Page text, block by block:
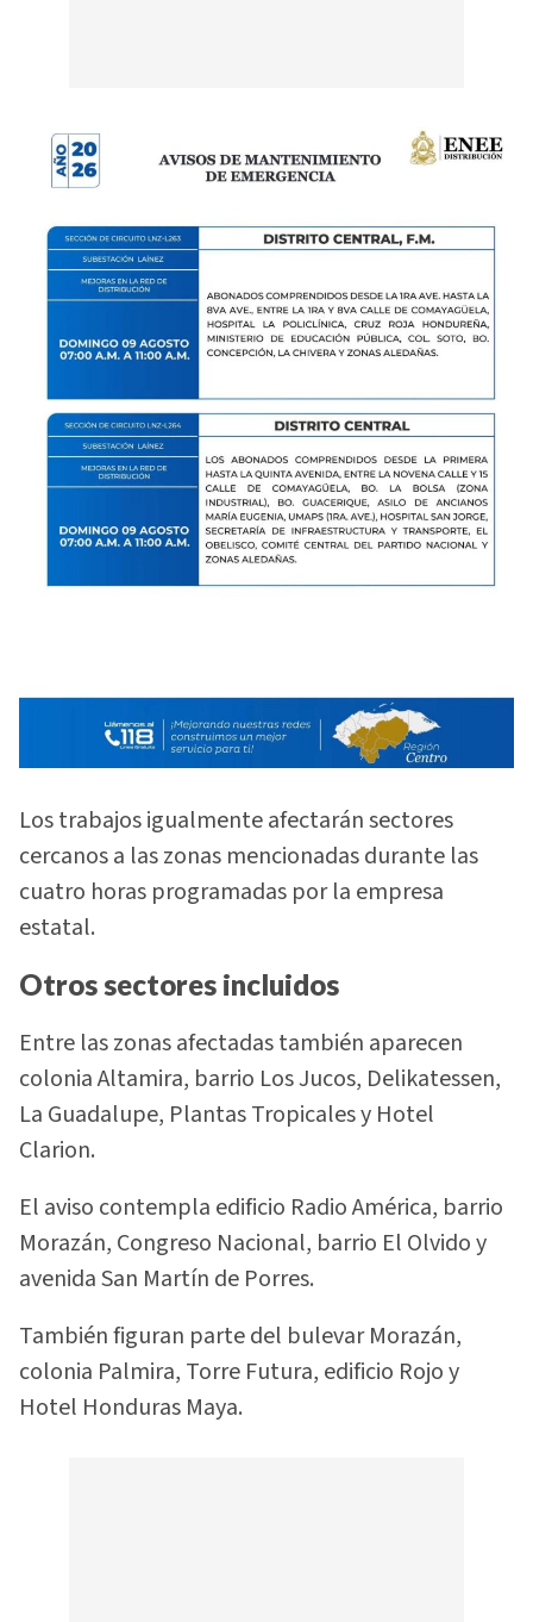
Los trabajos igualmente afectarán sectores
cercanos a las zonas mencionadas durante las
cuatro horas programadas por la empresa
estatal.
Otros sectores incluidos
Entre las zonas afectadas también aparecen
colonia Altamira, barrio Los Jucos, Delikatessen,
La Guadalupe, Plantas Tropicales y Hotel
Clarion.
El aviso contempla edificio Radio América, barrio
Morazán, Congreso Nacional, barrio El Olvido y
avenida San Martín de Porres.
También figuran parte del bulevar Morazán,
colonia Palmira, Torre Futura, edificio Rojo y
Hotel Honduras Maya.